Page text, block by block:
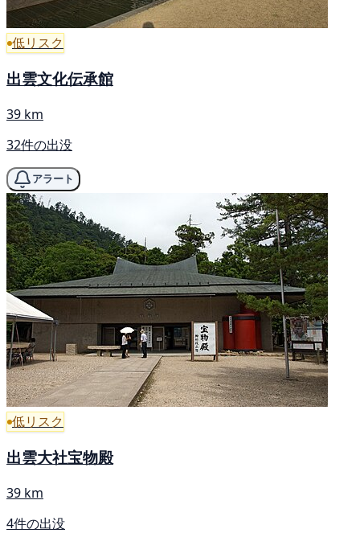
低リスク
出雲文化伝承館
39 km
32件の出没
アラート
低リスク
出雲大社宝物殿
39 km
4件の出没